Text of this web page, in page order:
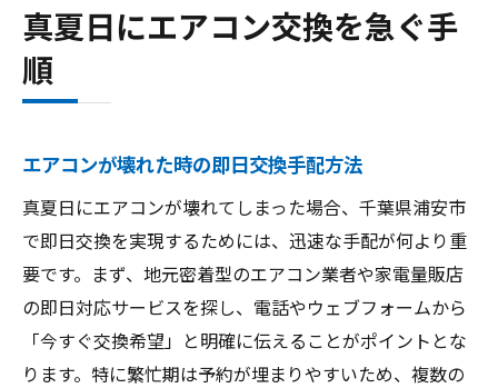
夫
浦安でエアコンを即日交換する実践的な方
エアコン交換を直ぐに依頼できる業者の選
び方
エアコン設置を早める浦安のサービス活用
術
急ぎのエアコン交換に強い浦安の業者特徴
エアコン交換希望日に対応する相談先の選
真夏日にエアコン交換を急ぐ手
順
エアコンが壊れた時の即日交換手配方法
真夏日にエアコンが壊れてしまった場合、千葉県浦安市
で即日交換を実現するためには、迅速な手配が何より重
要です。まず、地元密着型のエアコン業者や家電量販店
の即日対応サービスを探し、電話やウェブフォームから
「今すぐ交換希望」と明確に伝えることがポイントとな
ります。特に繁忙期は予約が埋まりやすいため、複数の